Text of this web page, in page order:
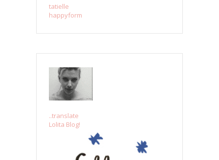
tatielle
happyform
..translate
Lolita Blog!